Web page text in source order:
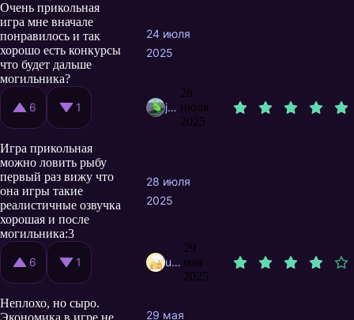
Очень прикольная
игра мне вначале
понравилось и так
хорошо есть конкурсы
что будет дальше
могильника?
24 июля
2025
6 1 jenya0214
28
июля
2025
Игра прикольная
можно ловить рыбу
первый раз вижу что
она игры такие
реалистичные озвучка
хорошая и после
могильника:3
28 июля
2025
6 1 user10788027
29
мая
2025
Неплохо, но сыро.
Экономика в игре не
29 мая